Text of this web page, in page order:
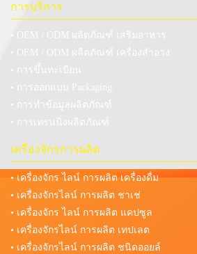
การบริการ
• OEM / ODM ผลิตภัณฑ์ เสริมอาหาร
• OEM / ODM ผลิตภัณฑ์ เครื่องสำอาง
• การขึ้นทะเบียน
• การออกแบบ Packaging
• การทำข้อมูลผลิตภัณฑ์
• การเทรนนิ่งผลิตภัณฑ์
เครื่องจักรการผลิต
• เครื่องจักร ไลน์ การผลิต เครื่องดื่ม
• เครื่องจักรไลน์ การผลิต ชาเช่
• เครื่องจักร ไลน์ การผลิต แคปซูล
• เครื่องจักรไลน์ การผลิต เทปเลต
• เครื่องจักรไลน์ การผลิต ชนิดออยล์